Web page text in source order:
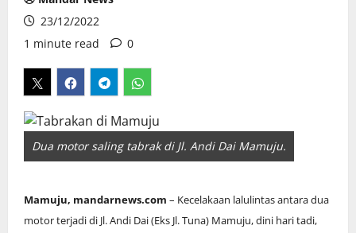
23/12/2022
1 minute read
0
Dua motor saling tabrak di Jl. Andi Dai Mamuju.
Mamuju, mandarnews.com – Kecelakaan lalulintas antara dua
motor terjadi di Jl. Andi Dai (Eks Jl. Tuna) Mamuju, dini hari tadi,